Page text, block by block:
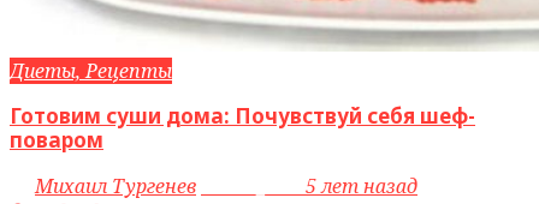
Диеты, Рецепты
Готовим суши дома: Почувствуй себя шеф-
поваром
byМихаил Тургенев
5 лет назад